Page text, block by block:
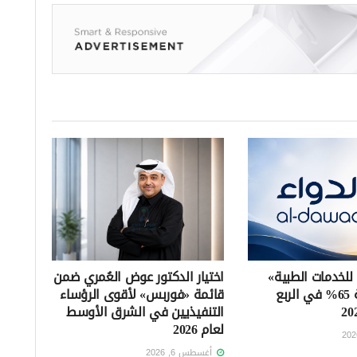
للخدمات الطبية»
تتراجع بنسبة 65% في الربع
اختيار الدكتور عوض العُمري ضمن
قائمة «فوربس» لأقوى الرؤساء
التنفيذيين في الشرق الأوسط
لعام 2026
أغسطس 6, 2026